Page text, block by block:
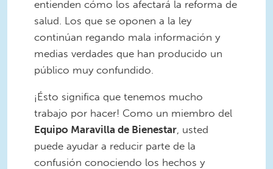
entienden cómo los afectará la reforma de
salud. Los que se oponen a la ley
continúan regando mala información y
medias verdades que han producido un
público muy confundido.
¡Ésto significa que tenemos mucho
trabajo por hacer! Como un miembro del
Equipo Maravilla de Bienestar , usted
puede ayudar a reducir parte de la
confusión conociendo los hechos y